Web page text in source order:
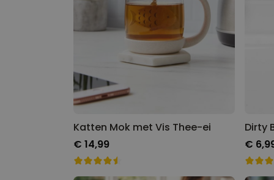
Katten Mok met Vis Thee-ei
€ 14,99
Dirty
€